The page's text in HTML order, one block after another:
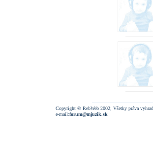
Copyright © RebWeb 2002; Všetky práva
e-mail:forum@mjuzik.sk